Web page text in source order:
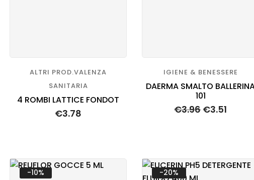
ALTRI PROD.VALENZA
SANITARIA
4 ROMBI LATTICE FONDOT
€3.78
IGIENE & BENESSERE
DAERMA SMALTO
101
€3.96€3.51
-10% -20%